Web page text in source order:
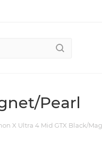
Pearl
X Ultra 4 Mid GTX Black/